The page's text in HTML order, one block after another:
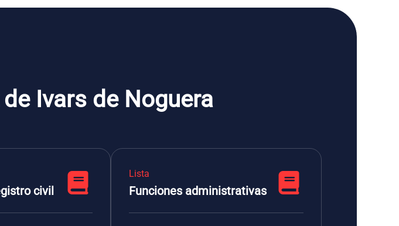
Ivars de Noguera
civil
Lista
Funciones administrativas